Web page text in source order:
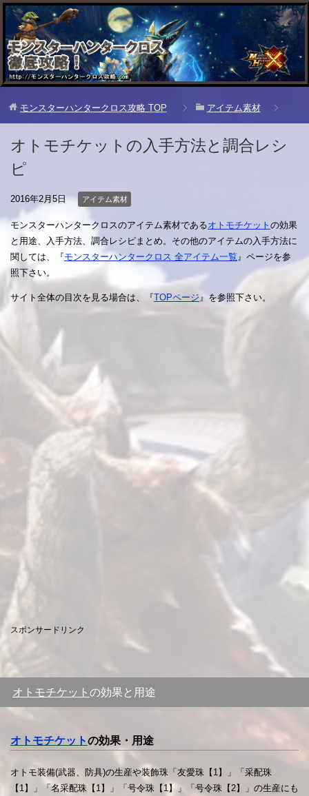
モンスターハンタークロス攻略 TOP アイテム素材
オトモチケットの入手方法と調合レシ
ピ
2016年2月5日 アイテム素材
モンスターハンタークロスのアイテム素材であるオトモチケット の効果
と用途、入手方法、調合レシピまとめ。その他のアイテムの入手方法に
関しては、『モンスターハンタークロス 全アイテム一覧 』ページを参
照下さい。
サイト全体の目次を見る場合は、『TOPページ 』を参照下さい。
スポンサードリンク
オトモチケット の効果と用途
オトモチケットの効果・用途
オトモ装備(武器、防具)の生産や装飾珠「友愛珠【1】」「采配珠
【1】」「名采配珠【1】」「号令珠【1】」「号令珠【2】」の生産にも